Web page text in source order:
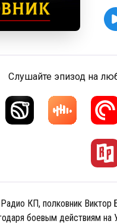
Слушайте эпизод на
КП, полковник
боевым действиям